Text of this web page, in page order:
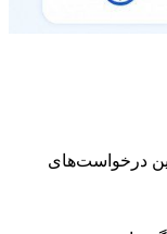
درخواست‌های